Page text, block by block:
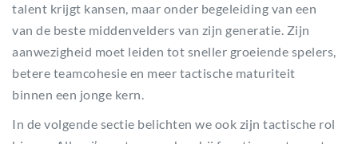
talent krijgt kansen, maar onder begeleiding van een
van de beste middenvelders van zijn generatie. Zijn
aanwezigheid moet leiden tot sneller groeiende spelers,
betere teamcohesie en meer tactische maturiteit
binnen een jonge kern.
In de volgende sectie belichten we ook zijn tactische rol